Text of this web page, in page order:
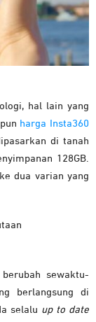
hal lain yang
harga Insta360
di tanah
128GB.
dua varian yang
sewaktu-
berlangsung di
selalu up to date